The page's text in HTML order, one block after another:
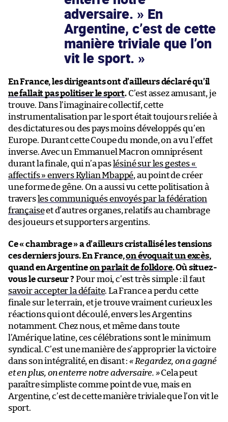
adversaire. » En
Argentine, c’est de cette
manière triviale que l’on
vit le sport.
En France, les dirigeants ont d’ailleurs déclaré qu’il
ne fallait pas politiser le sport.C’est assez amusant, je
trouve. Dans l’imaginaire collectif, cette
instrumentalisation par le sport était toujours reliée à
des dictatures ou des pays moins développés qu’en
Europe. Durant cette Coupe du monde, on a vu l’effet
inverse. Avec un Emmanuel Macron omniprésent
durant la finale, qui n’a pas lésiné sur les gestes «
affectifs » envers Kylian Mbappé, au point de créer
une forme de gêne. On a aussi vu cette politisation à
travers les communiqués envoyés par la fédération
françaiseet d’autres organes, relatifs au chambrage
des joueurs et supporters argentins.
Ce « chambrage » a d’ailleurs cristallisé les tensions
ces derniers jours. En France,on évoquait un excès,
quand en Argentineon parlait de folklore. Où situez-
vous le curseur ? Pour moi, c’est très simple : il faut
savoir accepter la défaite. La France a perdu cette
finale sur le terrain, et je trouve vraiment curieux les
réactions qui ont découlé, envers les Argentins
notamment. Chez nous, et même dans toute
l’Amérique latine, ces célébrations sont le minimum
syndical. C’est une manière de s’approprier la victoire
dans son intégralité, en disant : « Regardez, on a gagné
et en plus, on enterre notre adversaire. »Cela peut
paraître simpliste comme point de vue, mais en
Argentine, c’est de cette manière triviale que l’on vit le
sport.